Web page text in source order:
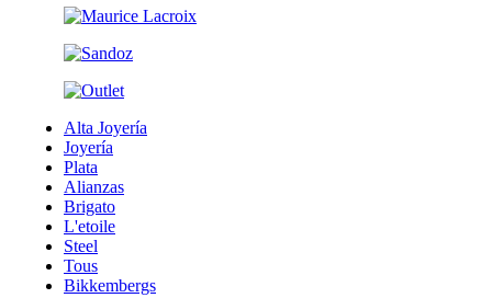
Alta Joyería
Joyería
Plata
Alianzas
Brigato
L'etoile
Steel
Tous
Bikkembergs